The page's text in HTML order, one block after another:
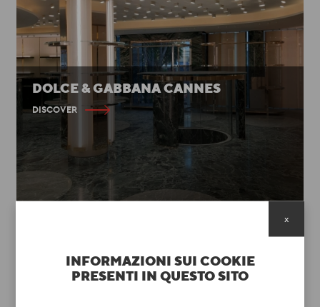
DOLCE & GABBANA CANNES
DISCOVER
INFORMAZIONI SUI COOKIE
PRESENTI IN QUESTO SITO
x